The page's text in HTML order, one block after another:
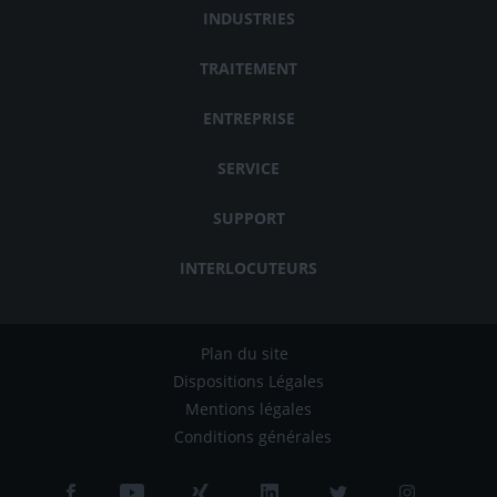
INDUSTRIES
TRAITEMENT
ENTREPRISE
SERVICE
SUPPORT
INTERLOCUTEURS
Plan du site
Dispositions Légales
Mentions légales
Conditions générales